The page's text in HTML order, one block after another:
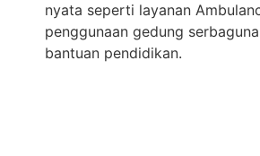
nyata seperti layanan
penggunaan gedung
bantuan pendidikan.